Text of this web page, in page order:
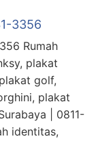
3356
Rumah
plakat
golf,
plakat
| 0811-
identitas,